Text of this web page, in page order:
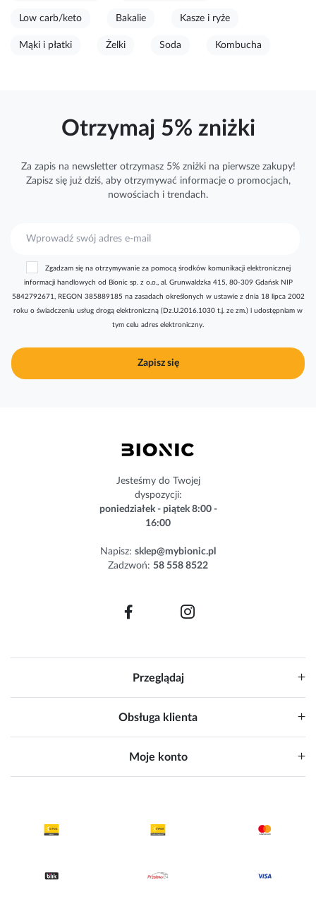
Low carb/keto Bakalie Kasze i ryże
Mąki i płatki Żelki Soda Kombucha
Otrzymaj 5% zniżki
Za zapis na newsletter otrzymasz 5% zniżki na pierwsze zakupy!
Zapisz się już dziś, aby otrzymywać informacjeo promocjach,
nowościach i trendach.
r
y
j
n
Zapisz się
Zgadzam się na otrzymywanie za pomocą środków komunikacji elektronicznej
informacji handlowych od Bionic sp. z o.o., al. Grunwaldzka 415, 80-309 Gdańsk NIP
5842792671, REGON 385889185 na zasadach określonych w ustawie z dnia 18 lipca 2002
roku o świadczeniu usług drogą elektroniczną (Dz.U.2016.1030 t.j. ze zm.) i udostępniam w
tym celu adres elektroniczny.
Jesteśmy do Twojej
dyspozycji:
poniedziałek - piątek 8:00 -
16:00
Napisz: sklep@mybionic.pl
Zadzwoń: 58 558 8522
Przeglądaj
Obsługa klienta
Moje konto